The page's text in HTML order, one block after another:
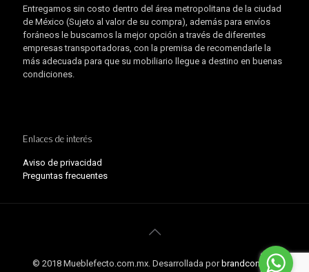
Entregamos sin costo dentro del área metropolitana de la ciudad
de México (Sujeto al valor de su compra), además para envíos
foráneos le buscamos la mejor opción a través de diferentes
empresas transportadoras, con la premisa de recomendarle la
más adecuada para que su mobiliario llegue a destino en buenas
condiciones.
Enlaces de interés
Aviso de privacidad
Preguntas frecuentes
© 2018 Mueblefecto.com.mx. Desarrollada por brandconomy